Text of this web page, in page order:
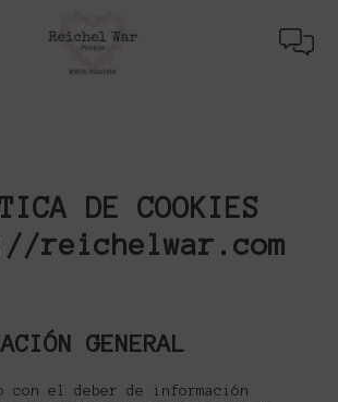
DE COOKIES
reichelwar.com
GENERAL
con el deber de información